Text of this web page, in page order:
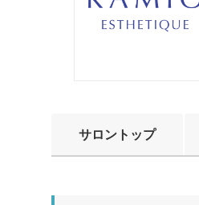
サロントップ